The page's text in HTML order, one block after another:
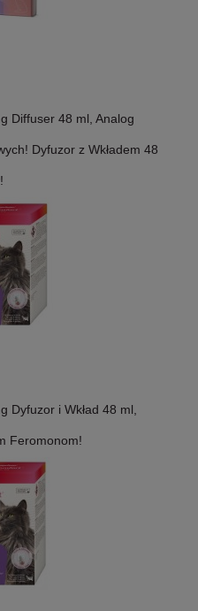
Diffuser 48 ml, Analog
Dyfuzor z Wkładem 48
Dyfuzor i Wkład 48 ml,
Feromonom!